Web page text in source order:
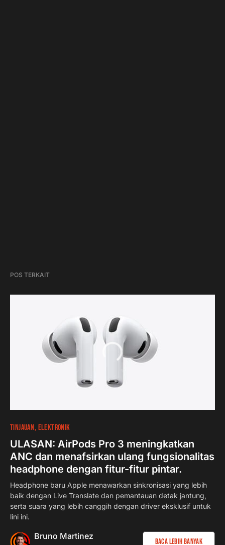
POS TERKAIT
14
TINJAUAN ELEKTRONIK
ULASAN: AirPods Pro 3 meningkatkan
ANC dan menafsirkan ulang fungsionalitas
headphone dengan fitur-fitur pintar.
Headphone baru Apple menawarkan sinkronisasi yang lebih
baik dengan Live Translate dan pemantauan detak jantung,
serta suara yang lebih canggih dengan driver eksklusif untuk
lini ini.
Bruno Martinez
Baca lebih banyak